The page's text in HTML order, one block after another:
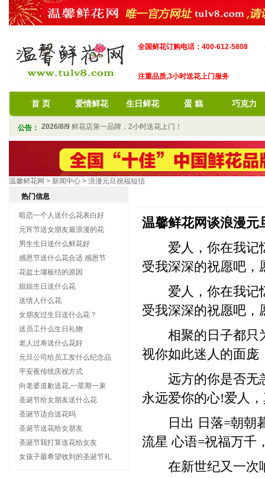
全国鲜花订购电话：400-612-5808
注重品质,3小时送花上门服务
首 页 爱情鲜花 生日鲜花 蛋 糕 巧克力
公告： 2026/8/9 鲜花店第一品牌，2小时送花上门！
温馨鲜花网 > 新闻中心 > 浪漫元旦祝福短信
热门信息
暗恋一个人送什么花表白好
元宵节送女朋友最浪漫的花
男生生日送什么鲜花好
感恩节送什么花合适 感恩节
花盆土壤板结的原因
姐姐生日送什么花
送情人什么花
女朋友过生日送什么花？
送员工什么生日礼物
老人过寿送什么花好
元旦公司给员工发什么纪念品
平安夜传统庆祝方式
向老婆道歉送花,一星期一束
圣诞节给女朋友送什么花
圣诞节适合送花吗
圣诞节送花给女朋友
圣诞节我打算送花给女友
女孩子最希望收到的圣诞节礼
温馨鲜花网谈浪漫元
爱人，你在我记忆
受我深深的祝愿吧
爱人，你在我记忆
受我深深的祝愿吧
相聚的日子都只为
视你如此迷人的面庞
远方的你是否无恙
永远爱你的心!爱人
日出 日落=朝朝暮
流星 心语=祝福万千
在新世纪又一次响